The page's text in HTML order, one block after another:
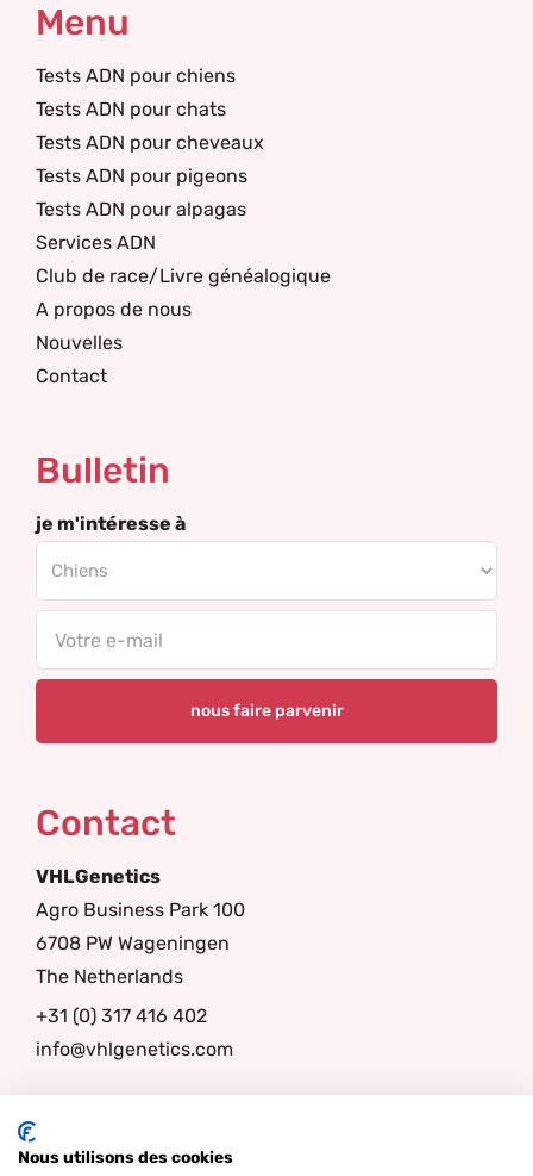
Menu
Tests ADN pour chiens
Tests ADN pour chats
Tests ADN pour cheveaux
Tests ADN pour pigeons
Tests ADN pour alpagas
Services ADN
Club de race/Livre généalogique
A propos de nous
Nouvelles
Contact
Bulletin
je m'intéresse à
Contact
VHLGenetics
Agro Business Park 100
6708 PW Wageningen
The Netherlands
+31 (0) 317 416 402
info@vhlgenetics.com
Follow us
Nous utilisons des cookies